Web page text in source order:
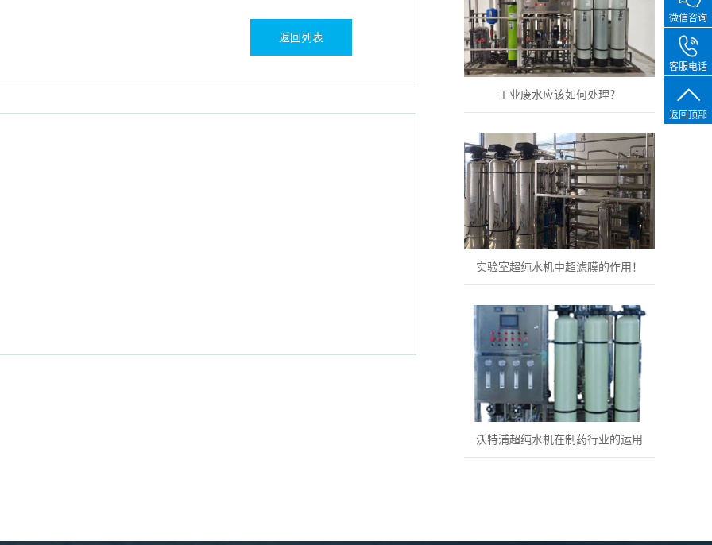
返回列表
工业废水应该如何处理？
实验室超纯水机中超滤膜的作用！
沃特浦超纯水机在制药行业的运用
微信咨询
客服电话
返回顶部